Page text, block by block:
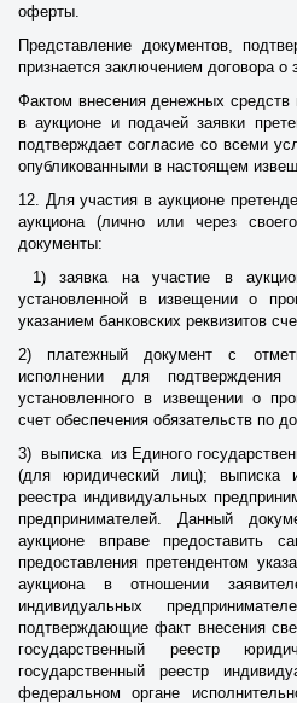
оферты.
Представление документов,
признается заключением договора о
Фактом внесения денежных средств
в аукционе и подачей заявки
подтверждает согласие со всеми
опубликованными в настоящем
12. Для участия в аукционе
аукциона (лично или через
документы:
1) заявка на участие в
установленной в извещении о
указанием банковских реквизитов
2) платежный документ с
исполнении для подтверждения
установленного в извещении о
счет обеспечения обязательств по
3) выписка из Единого
(для юридический лиц); выписка
реестра индивидуальных
предпринимателей. Данный
аукционе вправе предоставить
предоставления претендентом
аукциона в отношении
индивидуальных
подтверждающие факт внесения
государственный реестр
государственный реестр
федеральном органе